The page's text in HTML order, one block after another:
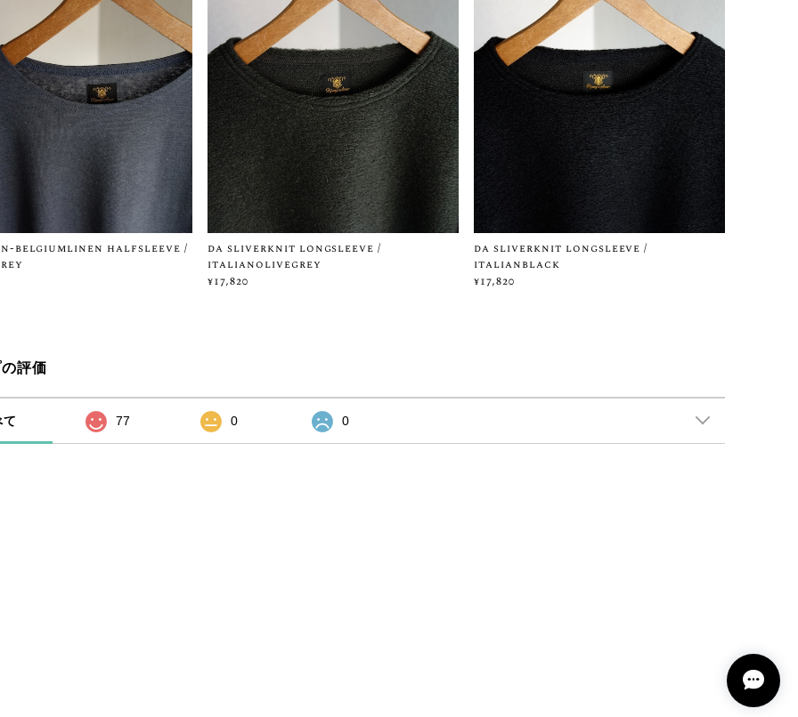
belgiumlinen halfsleeve /
da sliverknit longsleeve /
italianolivegrey
¥17,820
da sliverknit longsleeve /
italianblack
¥17,820
評価
て 77 0 0